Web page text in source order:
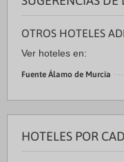
OTROS HOTELES
Ver hoteles en:
Fuente Álamo de Murcia
HOTELES POR